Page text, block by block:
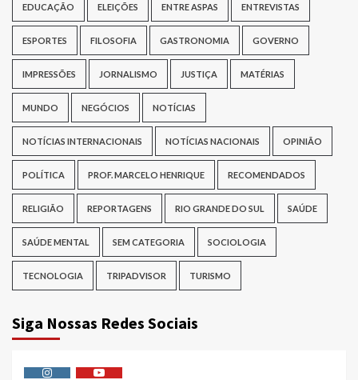
EDUCAÇÃO ELEIÇÕES ENTRE ASPAS ENTREVISTAS
ESPORTES FILOSOFIA GASTRONOMIA GOVERNO
IMPRESSÕES JORNALISMO JUSTIÇA MATÉRIAS
MUNDO NEGÓCIOS NOTÍCIAS
NOTÍCIAS INTERNACIONAIS NOTÍCIAS NACIONAIS OPINIÃO
POLÍTICA PROF. MARCELO HENRIQUE RECOMENDADOS
RELIGIÃO REPORTAGENS RIO GRANDE DO SUL SAÚDE
SAÚDE MENTAL SEM CATEGORIA SOCIOLOGIA
TECNOLOGIA TRIPADVISOR TURISMO
Siga Nossas Redes Sociais